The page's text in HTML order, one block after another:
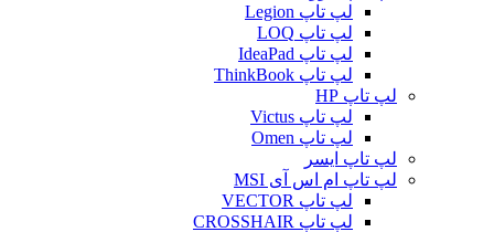
لپ تاپ Legion
لپ تاپ LOQ
لپ تاپ IdeaPad
لپ تاپ ThinkBook
لپ تاپ HP
لپ تاپ Victus
لپ تاپ Omen
لپ تاپ ایسر
لپ تاپ ام اس آی MSI
لپ تاپ VECTOR
لپ تاپ CROSSHAIR